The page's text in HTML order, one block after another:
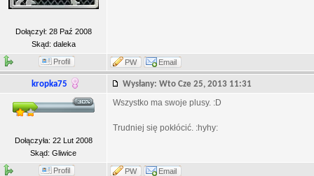
Dołączył: 28 Paź 2008
Skąd: daleka
Profil PW Email
kropka75 Wysłany: Wto Cze 25, 2013 11:31
Dołączyła: 22 Lut 2008
Skąd: Gliwice
Wszystko ma swoje plusy. :D
Trudniej się pokłócić. :hyhy:
Profil PW Email